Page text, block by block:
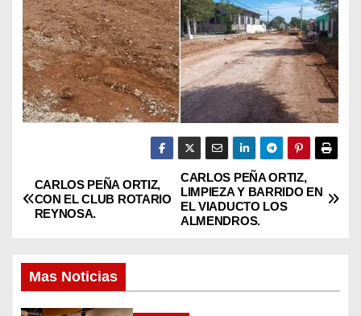
N
a
e
CARLOS PEÑA ORTIZ,
LIMPIEZA Y BARRIDO EN
EL VIADUCTO LOS
ALMENDROS.
CARLOS PEÑA ORTIZ,
CON EL CLUB ROTARIO
REYNOSA.
Mas Noticias